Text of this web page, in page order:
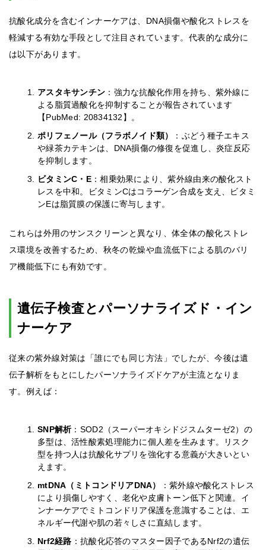
抗酸化成分を含むインナーケアは、DNA損傷や酸化ストレスを
軽減する有効な手段として注目されています。代表的な成分に
は以下があります。
アスタキサンチン ：強力な抗酸化作用を持ち、紫外線に
よる脂質過酸化を抑制することが報告されています
【PubMed: 20834132】。
ポリフェノール（フラボノイド類）
：ぶどう種子エキス
や緑茶カテキンは、DNA損傷の修復を促進し、炎症反応
を抑制します。
ビタミンC・E：相乗効果により、紫外線由来の酸化スト
レスを中和。ビタミンCはコラーゲン合成を支え、ビタミ
ンEは脂質膜の保護に寄与します。
これらは外用のサンスクリーンと異なり、体全体の酸化ストレ
ス環境を改善するため、秋冬の乾燥や血流低下による肌のバリ
ア機能低下にも有効です。
遺伝子検査とパーソナライズド・イン
ナーケア
従来の紫外線対策は「誰にでも同じ方法」でしたが、今後は遺
伝子解析をもとにしたパーソナライズドケアが主流となりま
す。例えば：
SNP解析：SOD2（スーパーオキシドジスムターゼ2）の
多型は、活性酸素処理能力に個人差を生みます。リスク
型を持つ人は抗酸化サプリを強化する意義が大きいとい
えます。
mtDNA（ミトコンドリアDNA）
：紫外線や酸化ストレス
により損傷しやすく、老化や皮膚トーン低下と関連。イ
ンナーケアでミトコンドリア保護を意識することは、エ
ネルギー代謝や肌の若々しさに直結します。
Nrf2経路 ：抗酸化応答のマスター因子であるNrf2の遺伝